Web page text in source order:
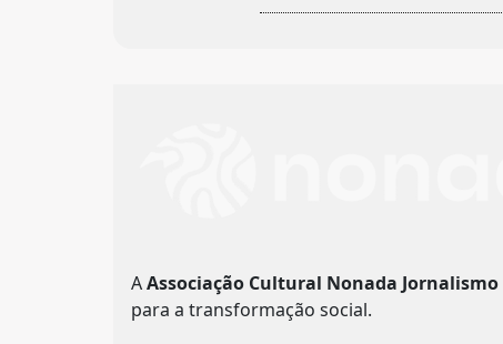
AAssociação Cultural Nonada Jornalismo
para a transformação social.